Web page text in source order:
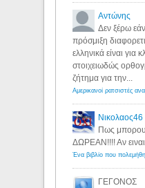
Αντώνης
Δεν ξέρω
πρόσμιξη
ελληνικά είναι για
στοιχειωδώς
ζήτημα για την...
Νικολαος46
Πως
ΔΩΡΕΑΝ!!!! Αν
ΓΕΓΟΝΟΣ